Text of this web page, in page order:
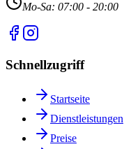
Mo-Sa: 07:00 - 20:00
Schnellzugriff
Startseite
Dienstleistungen
Preise